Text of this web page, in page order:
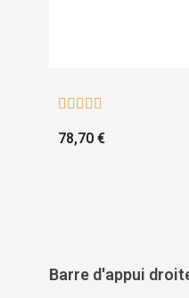
    
78,70 €